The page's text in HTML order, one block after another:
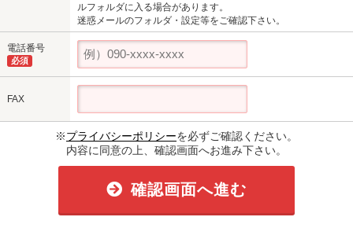
ルフォルダに入る場合があります。
迷惑メールのフォルダ・設定等をご確認下さい。
電話番号
必須
FAX
※プライバシーポリシーを必ずご確認ください。
内容に同意の上、確認画面へお進み下さい。
確認画面へ進む